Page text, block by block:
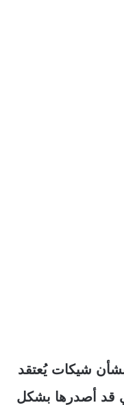
شيكات يُعتقد
قد أصدرها بشكل